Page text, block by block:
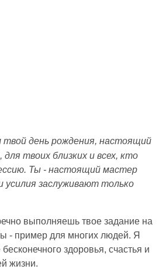
твой день рождения, настоящий
для твоих близких и всех, кто
Ты - настоящий мастер
усилия заслуживают только
выполняешь твое задание на
- пример для многих людей. Я
здоровья, счастья и
жизни.